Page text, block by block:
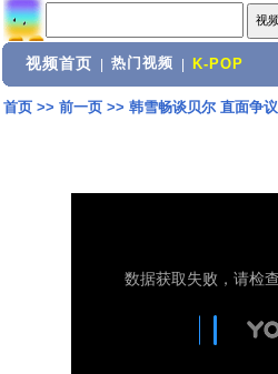
视频首页 热门视频 K-POP
首页>> 前一页>> 韩雪畅谈贝尔 直面争议